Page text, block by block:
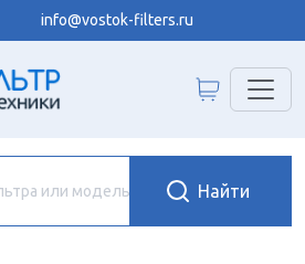
info@vostok-filters.ru